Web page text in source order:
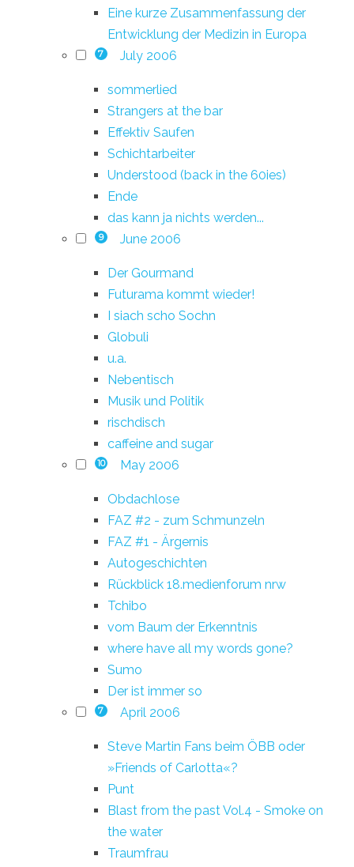
Eine kurze Zusammenfassung der
Entwicklung der Medizin in Europa
7 July 2006
sommerlied
Strangers at the bar
Effektiv Saufen
Schichtarbeiter
Understood (back in the 60ies)
Ende
das kann ja nichts werden...
9 June 2006
Der Gourmand
Futurama kommt wieder!
I siach scho Sochn
Globuli
u.a.
Nebentisch
Musik und Politik
rischdisch
caffeine and sugar
10 May 2006
Obdachlose
FAZ #2 - zum Schmunzeln
FAZ #1 - Ärgernis
Autogeschichten
Rückblick 18.medienforum nrw
Tchibo
vom Baum der Erkenntnis
where have all my words gone?
Sumo
Der ist immer so
7 April 2006
Steve Martin Fans beim ÖBB oder
»Friends of Carlotta«?
Punt
Blast from the past Vol.4 - Smoke on
the water
Traumfrau